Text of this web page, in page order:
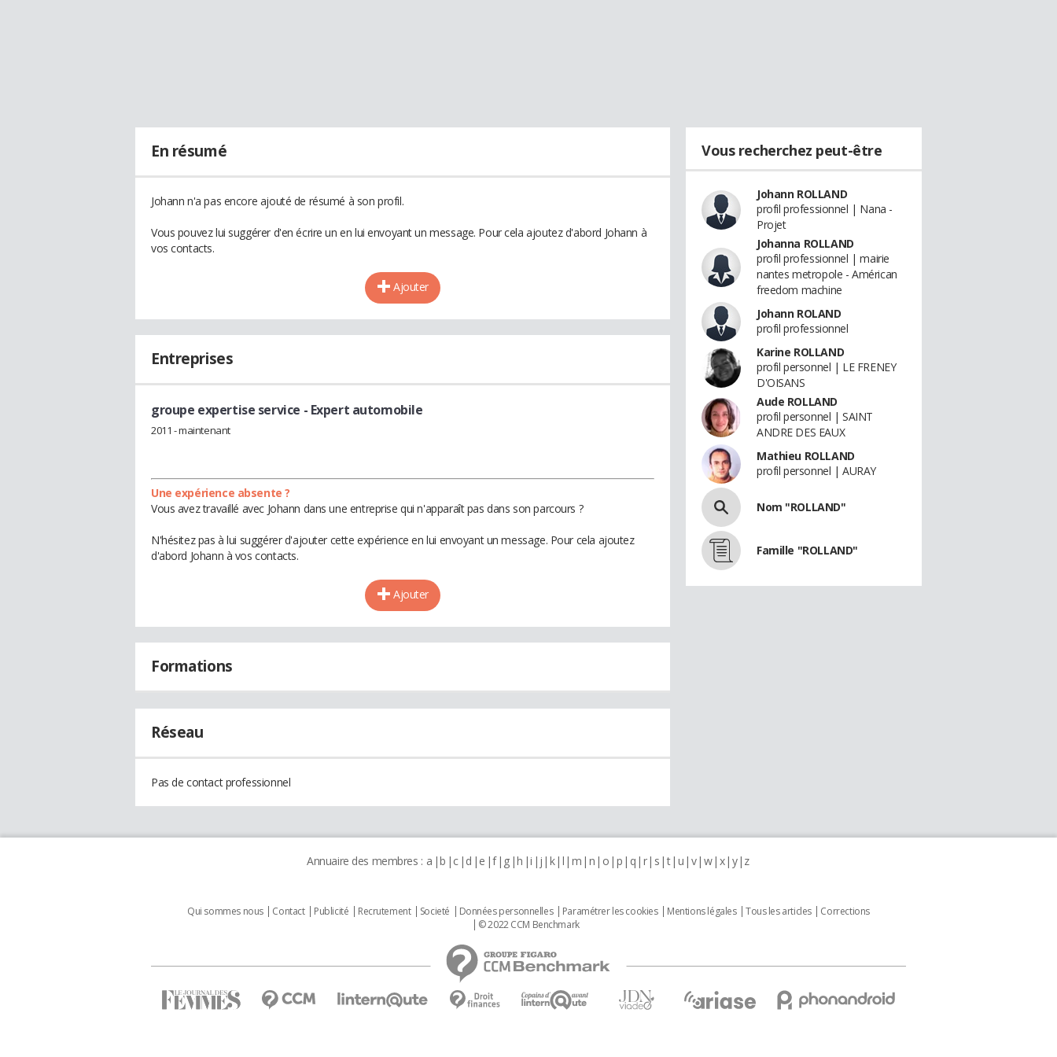
En résumé
Johann n'a pas encore ajouté de résumé à son profil.
Vous pouvez lui suggérer d'en écrire un en lui envoyant un message. Pour cela ajoutez d'abord Johann à
vos contacts.
Ajouter
Entreprises
groupe expertise service - Expert automobile
2011 - maintenant
Une expérience absente ?
Vous avez travaillé avec Johann dans une entreprise qui n'apparaît pas dans son parcours ?
N'hésitez pas à lui suggérer d'ajouter cette expérience en lui envoyant un message. Pour cela ajoutez
d'abord Johann à vos contacts.
Ajouter
Formations
Réseau
Pas de contact professionnel
Vous recherchez peut-être
Johann ROLLAND
profil professionnel | Nana -
Projet
Johanna ROLLAND
profil professionnel | mairie
nantes metropole - Américan
freedom machine
Johann ROLAND
profil professionnel
Karine ROLLAND
profil personnel | LE FRENEY
D'OISANS
Aude ROLLAND
profil personnel | SAINT
ANDRE DES EAUX
Mathieu ROLLAND
profil personnel | AURAY
Nom "ROLLAND"
Famille "ROLLAND"
Annuaire des membres : a b c d e f g h i j k l m n o p q r s t u v w x y z
Qui sommes nous Contact Publicité Recrutement Societé Données personnelles Paramétrer les cookies Mentions légales Tous les articles
Corrections
© 2022 CCM Benchmark